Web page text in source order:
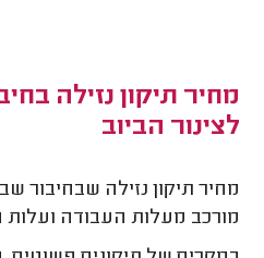
מחיר תיקון נזילה
לצינור הביוב
מחיר תיקון נזילה שבחיבור
מורכב מעלות העבודה ועלות